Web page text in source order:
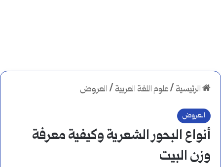
الرئيسية /علوم اللغة العربية /العروض
العروض
أنواع البحور الشعرية وكيفية معرفة
وزن البيت